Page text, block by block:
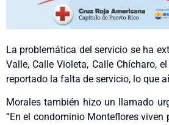
La problemática del servicio se ha
Valle, Calle Violeta, Calle Chícharo,
reportado la falta de servicio, lo que
Morales también hizo un llamado
“En el condominio Monteflores